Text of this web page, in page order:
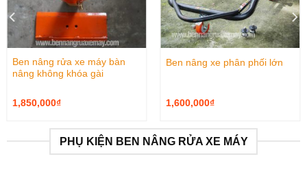
Ben nâng rửa xe máy bàn
nâng không khóa gài
1,850,000₫
Ben nâng xe phân phối lớn
1,600,000₫
PHỤ KIỆN BEN NÂNG RỬA XE MÁY